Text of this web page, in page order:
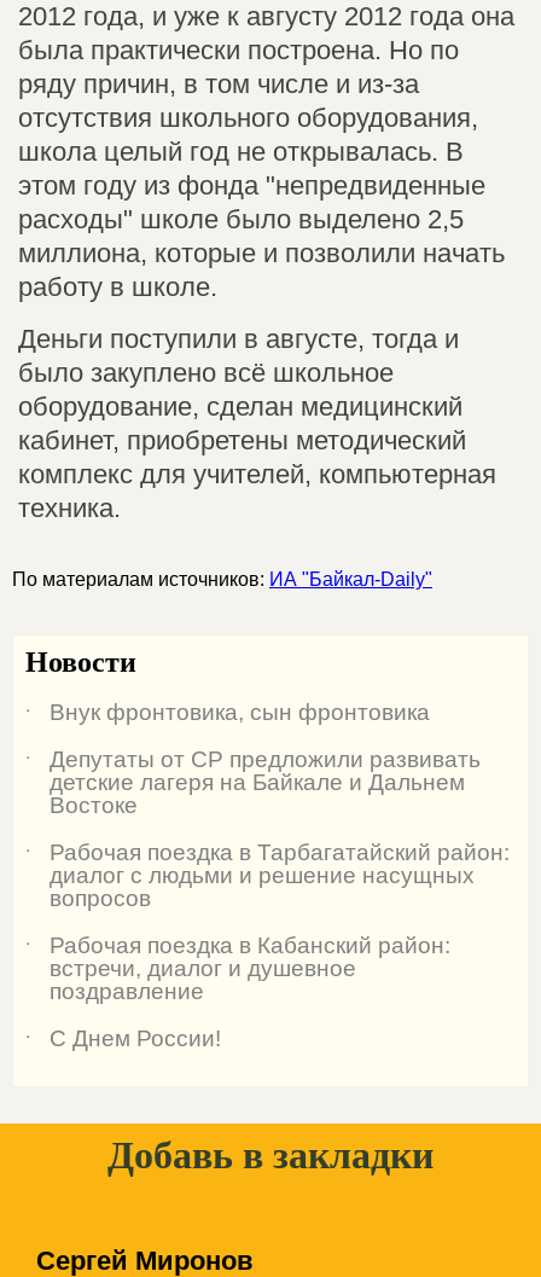
2012 года, и уже к августу 2012 года она
была практически построена. Но по
ряду причин, в том числе и из-за
отсутствия школьного оборудования,
школа целый год не открывалась. В
этом году из фонда "непредвиденные
расходы" школе было выделено 2,5
миллиона, которые и позволили начать
работу в школе.
Деньги поступили в августе, тогда и
было закуплено всё школьное
оборудование, сделан медицинский
кабинет, приобретены методический
комплекс для учителей, компьютерная
техника.
По материалам источников: ИА "Байкал-Daily"
Новости
˙ Внук фронтовика, сын фронтовика
˙
Депутаты от СР предложили развивать
детские лагеря на Байкале и Дальнем
Востоке
˙
Рабочая поездка в Тарбагатайский район:
диалог с людьми и решение насущных
вопросов
˙
Рабочая поездка в Кабанский район:
встречи, диалог и душевное
поздравление
˙ С Днем России!
Добавь в закладки
Сергей Миронов